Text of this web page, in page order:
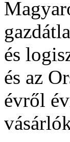
és
és az
évről